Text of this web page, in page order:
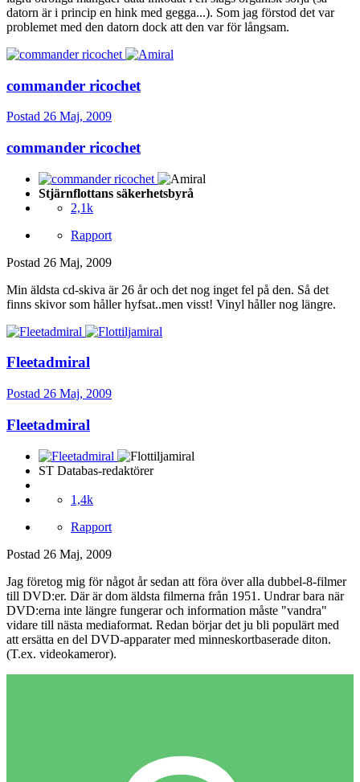
datorn är i princip en hink med gegga...). Som jag förstod det var
problemet med den datorn dock att den var för långsam.
commander ricochet
Postad 26 Maj, 2009
commander ricochet
Stjärnflottans säkerhetsbyrå
2,1k
Rapport
Postad 26 Maj, 2009
Min äldsta cd-skiva är 26 år och det nog inget fel på den. Så det
finns skivor som håller hyfsat..men visst! Vinyl håller nog längre.
Fleetadmiral
Postad 26 Maj, 2009
Fleetadmiral
ST Databas-redaktörer
1,4k
Rapport
Postad 26 Maj, 2009
Jag företog mig för något år sedan att föra över alla dubbel-8-filmer
till DVD:er. Där är dom äldsta filmerna från 1951. Undrar bara när
DVD:erna inte längre fungerar och information måste "vandra"
vidare till nästa mediaformat. Redan börjar det ju bli populärt med
att ersätta en del DVD-apparater med minneskortbaserade diton.
(T.ex. videokameror).